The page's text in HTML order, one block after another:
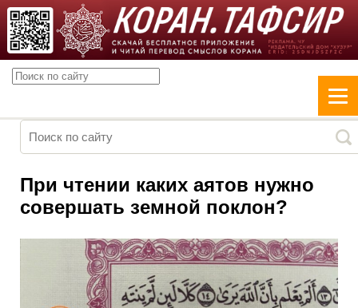
При чтении каких аятов нужно
совершать земной поклон?